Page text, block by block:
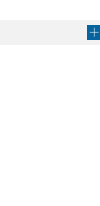
Ottieni articolo